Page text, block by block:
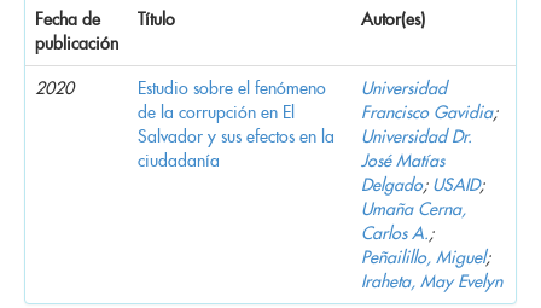
Fecha de
publicación
Título Autor(es)
2020
Estudio sobre el fenómeno
de la corrupción en El
Salvador y sus efectos en la
ciudadanía
Universidad
Francisco Gavidia;
Universidad Dr.
José Matías
Delgado; USAID;
Umaña Cerna,
Carlos A.;
Peñailillo, Miguel;
Iraheta, May Evelyn